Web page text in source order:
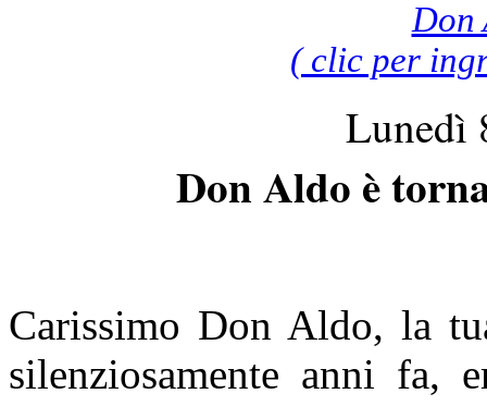
Don
( clic per
Lunedì
Don Aldo è
Carissimo Don Aldo, la
silenziosamente anni fa,